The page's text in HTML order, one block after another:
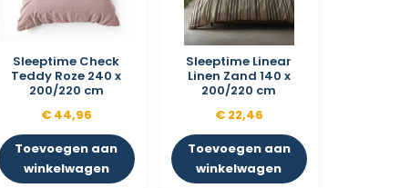
Sleeptime Check
Teddy Roze 240 x
200/220 cm
€44,96
Toevoegen aan
winkelwagen
Sleeptime Linear
Linen Zand 140 x
200/220 cm
€22,46
Toevoegen aan
winkelwagen